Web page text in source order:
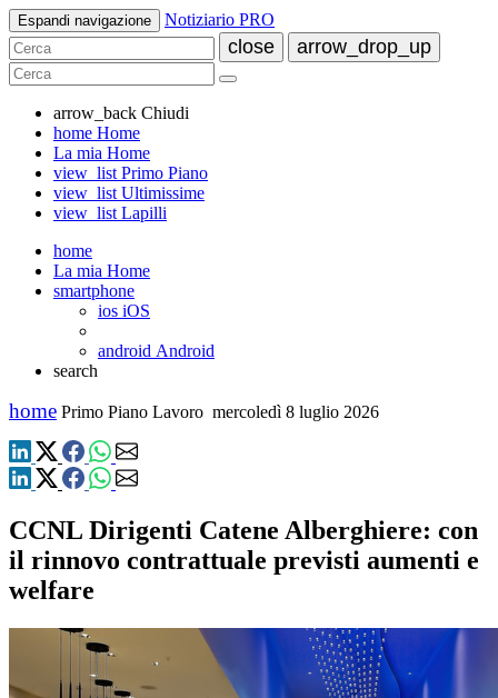
Espandi navigazione Notiziario PRO
close arrow_drop_up
arrow_back Chiudi
home Home
La mia Home
view_list Primo Piano
view_list Ultimissime
view_list Lapilli
home
La mia Home
smartphone
ios iOS
android Android
search
home Primo Piano Lavoro mercoledì 8 luglio 2026
CCNL Dirigenti Catene Alberghiere: con
il rinnovo contrattuale previsti aumenti e
welfare